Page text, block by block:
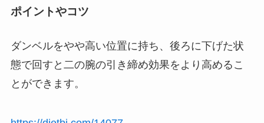
ポイントやコツ
ダンベルをやや高い位置に持ち、後ろに下げた状
態で回すと二の腕の引き締め効果をより高めるこ
とができます。